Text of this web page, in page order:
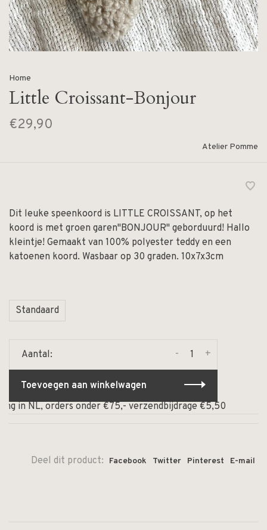
Home
Little Croissant-Bonjour
€29,90
Atelier Pomme
Dit leuke speenkoord is LITTLE CROISSANT, op het
koord is met groen garen"BONJOUR" geborduurd! Hallo
kleintje! Gemaakt van 100% polyester teddy en een
katoenen koord. Wasbaar op 30 graden. 10x7x3cm
Standaard
Aantal: +
-
Toevoegen aan winkelwagen
orders onder €75,- verzendbijdrage €5,50
Deel dit product: Facebook Twitter Pinterest E-mail